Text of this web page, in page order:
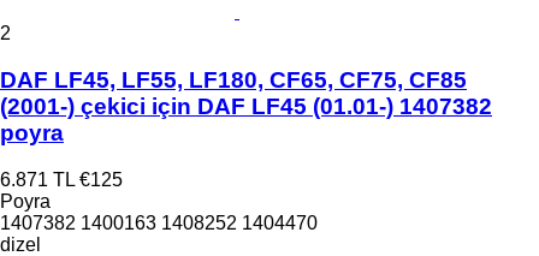
2
DAF LF45, LF55, LF180, CF65, CF75, CF85
(2001-) çekici için DAF LF45 (01.01-) 1407382
poyra
6.871 TL €125
Poyra
1407382 1400163 1408252 1404470
dizel